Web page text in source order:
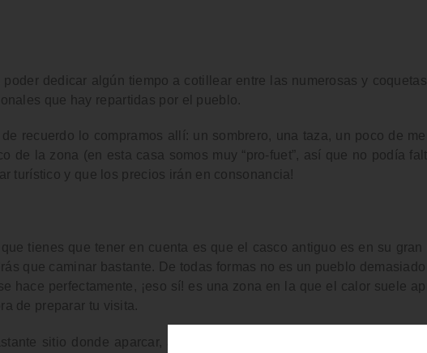
dedicar algún tiempo a cotillear entre las numerosas y
que hay repartidas por el pueblo.
recuerdo lo compramos allí: un sombrero, una taza, un poco de
de la zona (en esta casa somos muy “pro-fuet”, así que no podía
turístico y que los precios irán en consonancia!
tienes que tener en cuenta es que el casco antiguo es en su gran
que caminar bastante. De todas formas no es un pueblo
hace perfectamente, ¡eso sí! es una zona en la que el calor suele
de preparar tu visita.
sitio donde aparcar, así que